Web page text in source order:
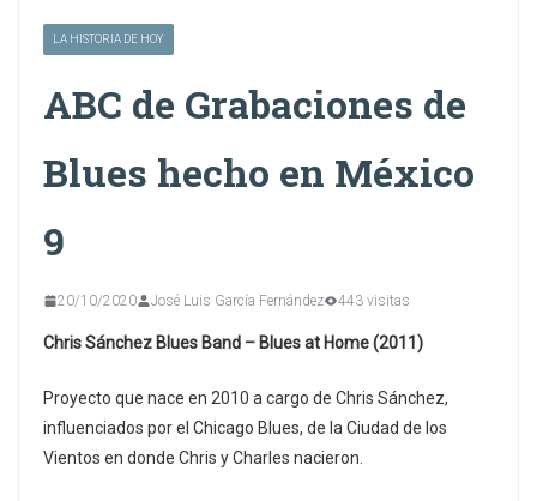
LA HISTORIA DE HOY
ABC de Grabaciones de
Blues hecho en México
9
20/10/2020 José Luis García Fernández 443 visitas
Chris Sánchez Blues Band – Blues at Home (2011)
Proyecto que nace en 2010 a cargo de Chris Sánchez,
influenciados por el Chicago Blues, de la Ciudad de los
Vientos en donde Chris y Charles nacieron.